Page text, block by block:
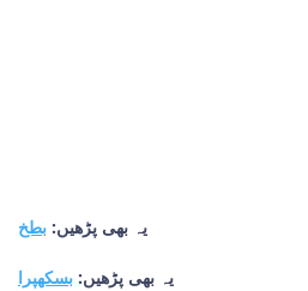
یہ بھی پڑھیں: بطخ
یہ بھی پڑھیں: بسکھپرا